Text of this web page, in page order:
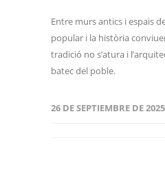
Entre murs antics i espais
popular i la història
tradició no s’atura i
batec del poble.
26 DE SEPTIEMBRE DE 2025